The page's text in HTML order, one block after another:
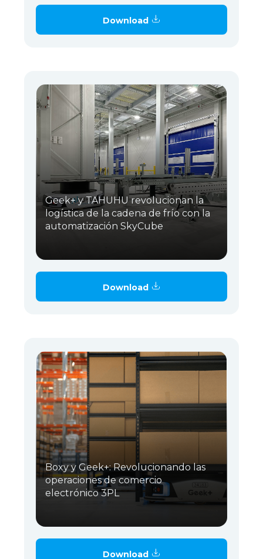
Download
Geek+ y TAHUHU revolucionan la
logística de la cadena de frío con la
automatización SkyCube
Download
Boxy y Geek+: Revolucionando las
operaciones de comercio
electrónico 3PL
Download